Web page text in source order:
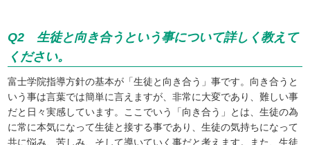
Q2 生徒と向き合うという事について詳しく教えて
ください。
富士学院指導方針の基本が「生徒と向き合う」事です。向き合うと
いう事は言葉では簡単に言えますが、非常に大変であり、難しい事
だと日々実感しています。ここでいう「向き合う」とは、生徒の為
に常に本気になって生徒と接する事であり、生徒の気持ちになって
共に悩み、苦しみ、そして導いていく事だと考えます。また、生徒